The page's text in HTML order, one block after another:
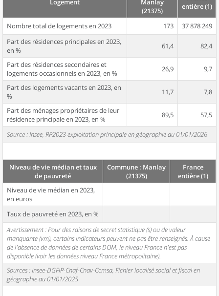
Logement
Manlay
(21375)
entière (1)
Nombre total de logements en 2023 173
37 878 249
Part des résidences principales en 2023,
en %
61,4 82,4
Part des résidences secondaires et
logements occasionnels en 2023, en %
26,9 9,7
Part des logements vacants en 2023, en
%
11,7 7,8
Part des ménages propriétaires de leur
résidence principale en 2023, en %
89,5 57,5
Source : Insee, RP2023 exploitation principale en géographie au 01/01/2026
Niveau de vie médian et taux
de pauvreté
Commune : Manlay
(21375)
France
entière (1)
Niveau de vie médian en 2023,
en euros
Taux de pauvreté en 2023, en %
Avertissement : Pour des raisons de secret statistique (s) ou de valeur
manquante (vm), certains indicateurs peuvent ne pas être renseignés. À cause
de l'absence de données de certains DOM, le niveau France n'est pas
disponible (voir les données niveau France métropolitaine).
Sources : Insee-DGFiP-Cnaf-Cnav-Ccmsa, Fichier localisé social et fiscal en
géographie au 01/01/2025